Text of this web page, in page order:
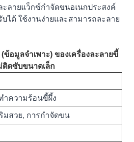
ลายแว็กซ์กำจัดขนอเนกประสงค์
ได้ ใช้งานง่ายและสามารถละลาย
อมูลจำเพาะ) ของเครื่องละลายขี้
ดซับขนาดเล็ก
ำความร้อนขี้ผึ้ง
มสวย, การกำจัดขน